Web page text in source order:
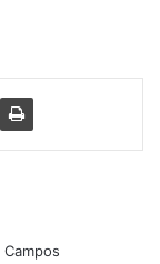
Campos